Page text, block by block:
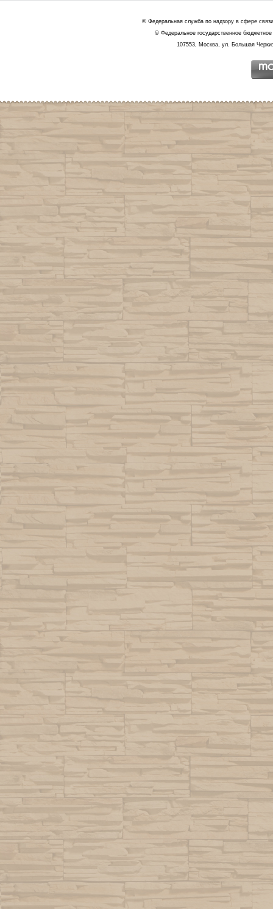
© Федеральная служба по надзору в сфере
© Федеральное государственное
107553, Москва, ул. Большая